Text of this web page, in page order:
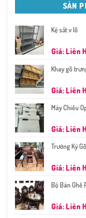
SẢN
Kệ sắt v lỗ
Giá: Liên
Khay gỗ
Giá: Liên
Máy Chiếu
Giá: Liên
Trường Kỷ
Giá: Liên
Bộ Bàn Ghế
Giá: Liên